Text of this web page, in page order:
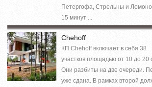
Петергофа, Стрельны и
15 минут ...
Chehoff
КП Chehoff включает в себя 38
участков площадью от 10 до 20
Они разбиты на две очереди.
уже сдана. В рамках второй